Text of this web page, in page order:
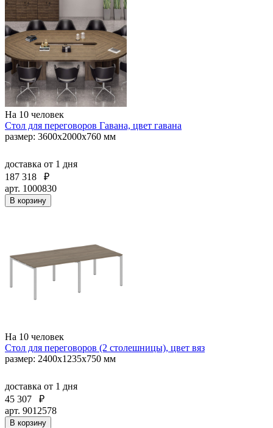
На 10 человек
Стол для переговоров Гавана, цвет гавана
размер: 3600x2000x760 мм
доставка от 1 дня
187 318
₽
арт. 1000830
В корзину
На 10 человек
Стол для переговоров (2 столешницы), цвет вяз
размер: 2400х1235х750 мм
доставка от 1 дня
45 307
₽
арт. 9012578
В корзину